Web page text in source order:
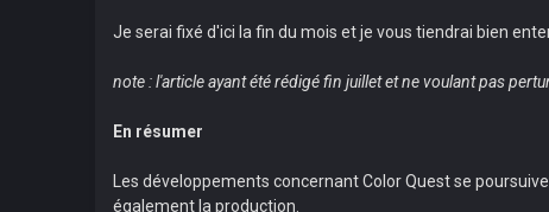
Je serai fixé d'ici la fin du mois et je vous tiendrai bien
note : l'article ayant été rédigé fin juillet et ne voulant pas
En résumer
Les développements concernant Color Quest se
également la production.